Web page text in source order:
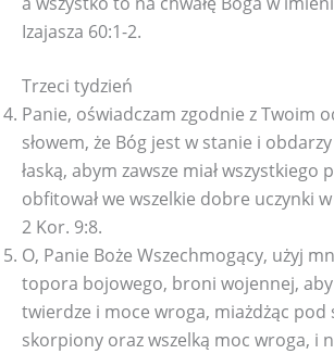
Izajasza 60:1-2.
Trzeci tydzień
Panie, oświadczam zgodnie z Twoim
słowem, że Bóg jest w stanie i
łaską, abym zawsze miał
obfitował we wszelkie dobre uczynki
2 Kor. 9:8.
O, Panie Boże Wszechmogący, użyj
topora bojowego, broni wojennej, aby
twierdze i moce wroga, miażdżąc pod
skorpiony oraz wszelką moc wroga, i